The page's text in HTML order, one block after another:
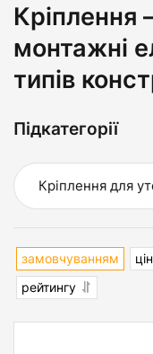
Кріплення
монтажні
типів
Підкатегорії
Кріплення для
замовчуванням
рейтингу